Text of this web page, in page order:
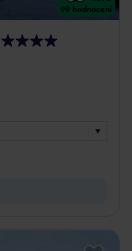
99 hodnocení